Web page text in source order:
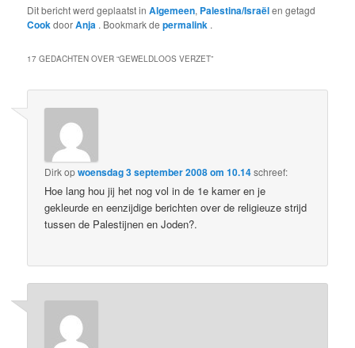
Dit bericht werd geplaatst inAlgemeen, Palestina/Israëlen getagd
CookdoorAnja . Bookmark depermalink .
17 GEDACHTEN OVER “GEWELDLOOS VERZET”
Dirkopwoensdag 3 september 2008 om 10.14schreef:
Hoe lang hou jij het nog vol in de 1e kamer en je
gekleurde en eenzijdige berichten over de religieuze strijd
tussen de Palestijnen en Joden?.